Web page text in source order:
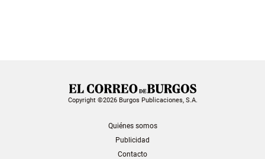
Copyright ©2026 Burgos Publicaciones, S.A.
Quiénes somos
Publicidad
Contacto